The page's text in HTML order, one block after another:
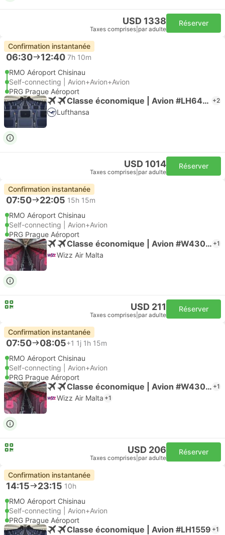
USD 1338
Taxes comprises par adulte
Réserver
Confirmation instantanée
06:30 12:40 7h 10m
RMO Aéroport Chisinau
Self-connecting | Avion+Avion+Avion
PRG Prague Aéroport
Classe économique | Avion #LH6403 +2
Lufthansa
USD 1014
Taxes comprises par adulte
Réserver
Confirmation instantanée
07:50 22:05 15h 15m
RMO Aéroport Chisinau
Self-connecting | Avion+Avion
PRG Prague Aéroport
Classe économique | Avion #W43040 +1
Wizz Air Malta
USD 211
Taxes comprises par adulte
Réserver
Confirmation instantanée
07:50 08:05+1 1j 1h 15m
RMO Aéroport Chisinau
Self-connecting | Avion+Avion
PRG Prague Aéroport
Classe économique | Avion #W43040 +1
Wizz Air Malta +1
USD 206
Taxes comprises par adulte
Réserver
Confirmation instantanée
14:15 23:15 10h
RMO Aéroport Chisinau
Self-connecting | Avion+Avion
PRG Prague Aéroport
Classe économique | Avion #LH1559 +1